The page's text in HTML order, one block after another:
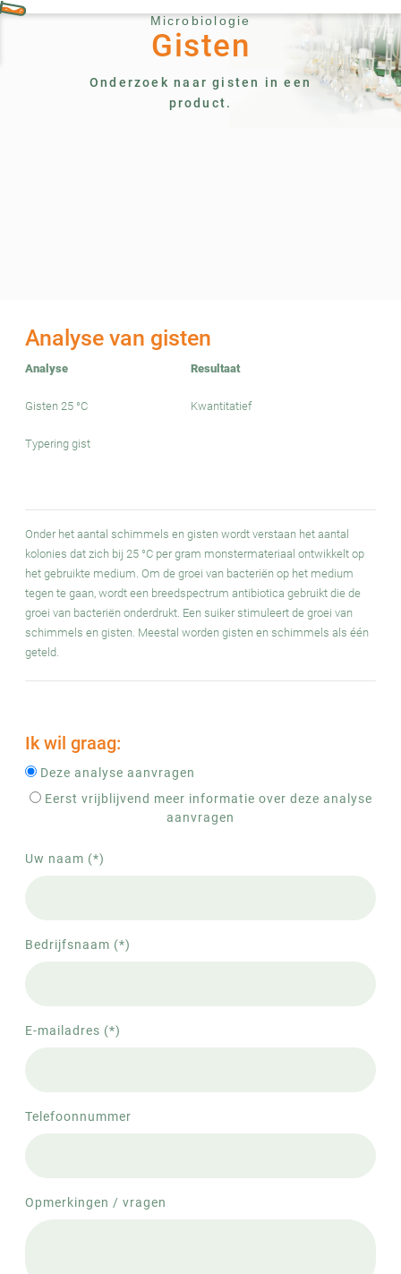
Microbiologie
Gisten
Onderzoek naar gisten in een
product.
Analyse van gisten
Analyse Resultaat
Gisten 25 °C Kwantitatief
Typering gist
Onder het aantal schimmels en gisten wordt verstaan het aantal
kolonies dat zich bij 25 °C per gram monstermateriaal ontwikkelt op
het gebruikte medium. Om de groei van bacteriën op het medium
tegen te gaan, wordt een breedspectrum antibiotica gebruikt die de
groei van bacteriën onderdrukt. Een suiker stimuleert de groei van
schimmels en gisten. Meestal worden gisten en schimmels als één
geteld.
Ik wil graag:
Deze analyse aanvragen
Eerst vrijblijvend meer informatie over deze analyse
aanvragen
Uw naam (*)
Bedrijfsnaam (*)
E-mailadres (*)
Telefoonnummer
Opmerkingen / vragen